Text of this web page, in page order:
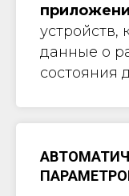
устройств,
данные о
состояния